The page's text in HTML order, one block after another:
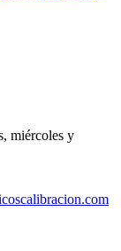
miércoles y